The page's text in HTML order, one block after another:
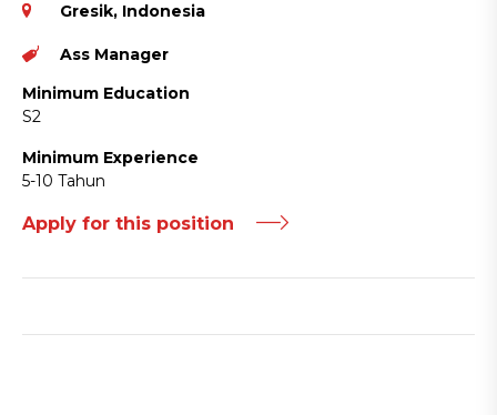
Gresik, Indonesia
Ass Manager
Minimum Education
S2
Minimum Experience
5-10 Tahun
Apply for this position